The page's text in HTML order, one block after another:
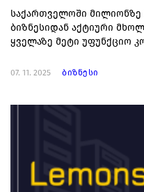
საქართველოში
ბიზნესიდან აქტიური
ყველაზე მეტი უფუნქციო
07. 11. 2025 ბიზნესი